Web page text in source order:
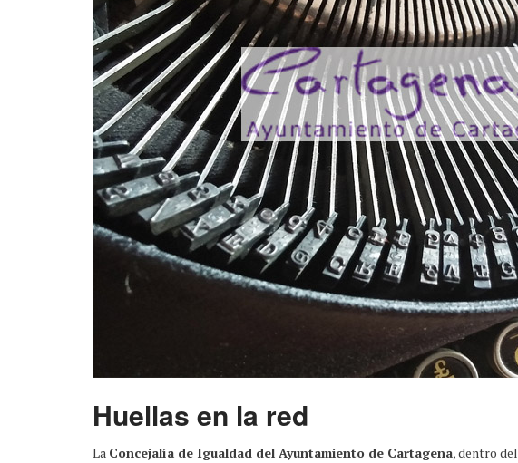
Huellas en la red
La Concejalía de Igualdad del Ayuntamiento de Cartagena, dentro del